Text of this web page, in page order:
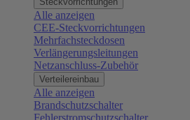
Alle anzeigen
CEE-Steckvorrichtungen
Mehrfachsteckdosen
Verlängerungsleitungen
Netzanschluss-Zubehör
Verteilereinbau
Alle anzeigen
Brandschutzschalter